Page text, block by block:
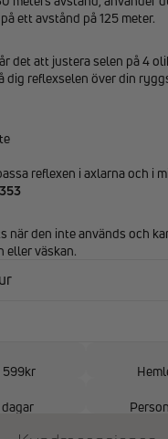
ett avstånd på 125 meter.
det att justera selen på 4
dig reflexselen över din
reflexen i axlarna och i
när den inte används och
eller väskan.
599kr